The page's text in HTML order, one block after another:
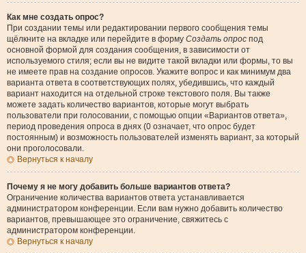
Как мне создать опрос?
При создании темы или редактировании первого сообщения темы
щёлкните на вкладке или перейдите в форму Создать опрос под
основной формой для создания сообщения, в зависимости от
используемого стиля; если вы не видите такой вкладки или формы, то вы
не имеете прав на создание опросов. Укажите вопрос и как минимум два
варианта ответа в соответствующих полях, убедившись, что каждый
вариант находится на отдельной строке текстового поля. Вы также
можете задать количество вариантов, которые могут выбрать
пользователи при голосовании, с помощью опции «Вариантов ответа»,
период проведения опроса в днях (0 означает, что опрос будет
постоянным) и возможность пользователей изменять вариант, за который
они проголосовали.
Вернуться к началу
Почему я не могу добавить больше вариантов ответа?
Ограничение количества вариантов ответа устанавливается
администратором конференции. Если вам нужно добавить количество
вариантов, превышающее это ограничение, свяжитесь с
администратором конференции.
Вернуться к началу